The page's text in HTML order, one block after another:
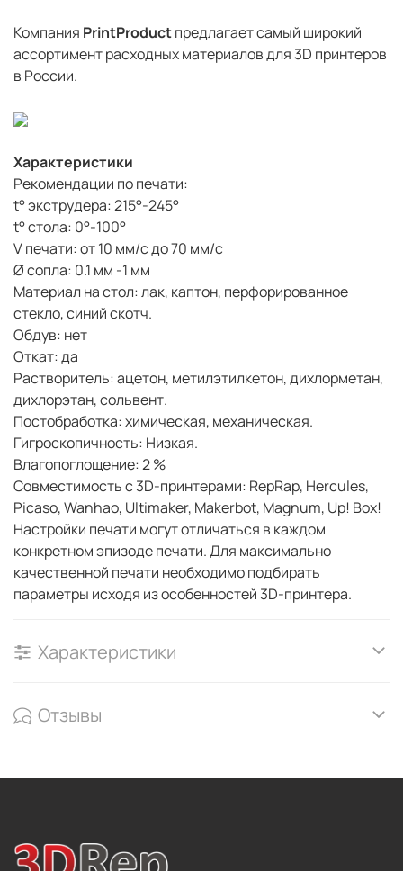
Компания PrintProductпредлагает самый широкий
ассортимент расходных материалов для 3D принтеров
в России.
Характеристики
Рекомендации по печати:
t° экструдера: 215°-245°
t° стола: 0°-100°
V печати: от 10 мм/с до 70 мм/с
Ø сопла: 0.1 мм -1 мм
Материал на стол: лак, каптон, перфорированное
стекло, синий скотч.
Обдув: нет
Откат: да
Растворитель: ацетон, метилэтилкетон, дихлорметан,
дихлорэтан, сольвент.
Постобработка: химическая, механическая.
Гигроскопичность: Низкая.
Влагопоглощение: 2 %
Совместимость с 3D-принтерами: RepRap, Hercules,
Picaso, Wanhao, Ultimaker, Makerbot, Magnum, Up! Box!
Настройки печати могут отличаться в каждом
конкретном эпизоде печати. Для максимально
качественной печати необходимо подбирать
параметры исходя из особенностей 3D-принтера.
Характеристики
Отзывы